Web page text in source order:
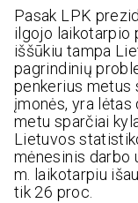
Pasak LPK
ilgojo laikotarpio
iššūkiu tampa
pagrindinių
penkerius metus
įmonės, yra
metu sparčiai
Lietuvos
mėnesinis darbo
m. laikotarpiu
tik 26 proc.